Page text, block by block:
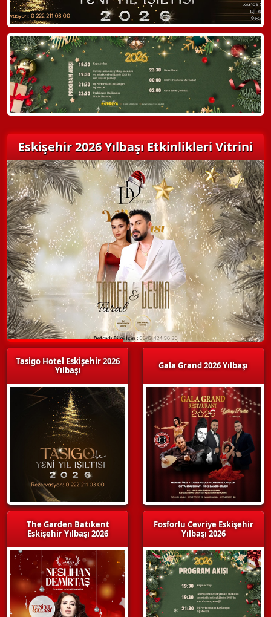
Hemen Arayın
Detaylı Bilgi Alın
Eskişehir 2026 Yılbaşı Etkinlikleri Vitrini
Tasigo Hotel Eskişehir 2026
Yılbaşı
The Garden Batıkent
Eskişehir Yılbaşı 2026
Gala Grand 2026 Yılbaşı
Fosforlu Cevriye Eskişehir
Yılbaşı 2026